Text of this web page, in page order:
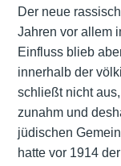
Der neue
Jahren vor allem
Einfluss blieb
innerhalb der
schließt nicht
zunahm und
jüdischen
hatte vor 1914